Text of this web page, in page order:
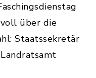
über die
Staatssekretär